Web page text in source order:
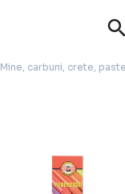
Mine, carbuni, crete,